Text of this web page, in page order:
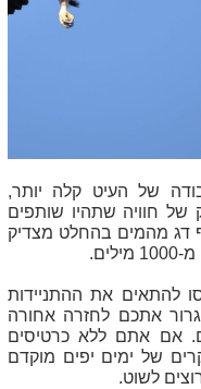
של העיט קלה יותר,
חוויה שתהיו שותפים
דג מהמים בהחלט מצדיק
להתאים את ההתניידות
אתכם לחזרה אחורה
אם אתם ללא כרטיסים
של ימים יפים מוקדם
לשוט.